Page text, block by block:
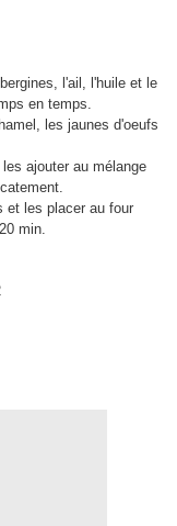
l'ail, l'huile et le
en temps.
les jaunes d'oeufs
ajouter au mélange
et les placer au four
min.